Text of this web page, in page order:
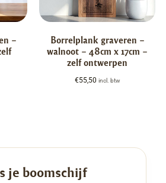
–
Borrelplank graveren –
walnoot – 48cm x 17cm –
zelf ontwerpen
€55,50 incl. btw
je boomschijf